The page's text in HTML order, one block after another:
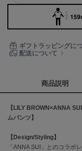
カルバン・クライン
CELFORD
セルフォード
Clarks Premium
クラークス
CODE A
コードエー
ギフトラッピングに
配送について
商品説明
【LILY BROWN×ANNA
ムパンツ】
【Design/Styling】
「ANNA SUI」とのコラボ